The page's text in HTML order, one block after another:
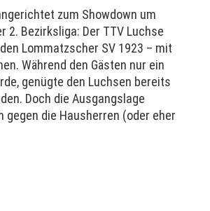
zum Showdown um
2. Bezirksliga: Der TTV Luchse
Lommatzscher SV 1923 – mit
Während den Gästen nur ein
genügte den Luchsen bereits
Doch die Ausgangslage
gegen die Hausherren (oder eher